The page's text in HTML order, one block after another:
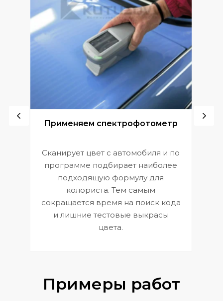
Применяем спектрофотометр
Сканирует цвет с автомобиля и по
программе подбирает наиболее
подходящую формулу для
колориста. Тем самым
сокращается время на поиск кода
и лишние тестовые выкрасы
цвета.
Примеры работ